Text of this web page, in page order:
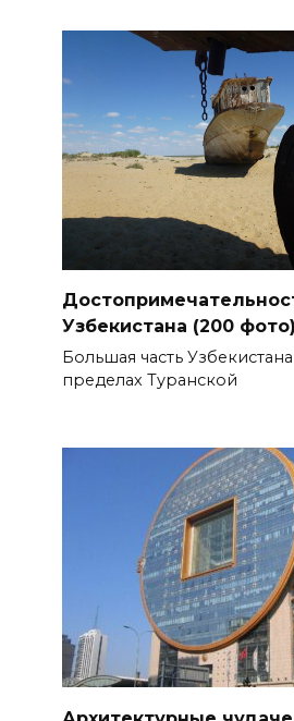
Узбекистана (200 фото)
Большая часть
пределах Туранской